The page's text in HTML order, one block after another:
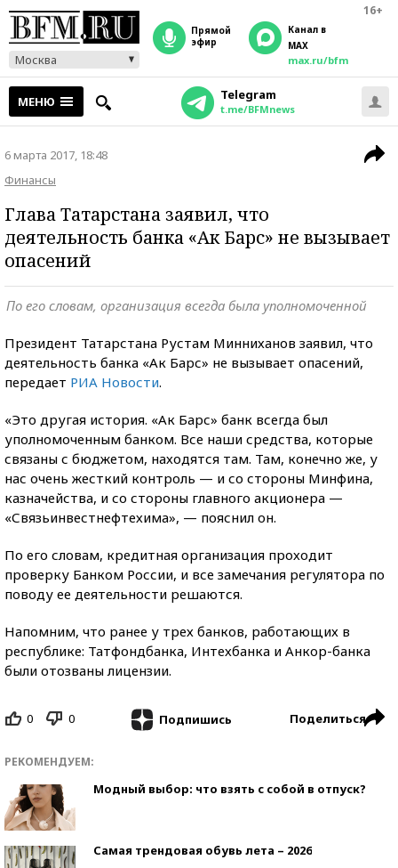
16+
Москва
прямой
эфир
Канал в
MAX
max.ru/bfm
МЕНЮ Telegram
t.me/BFMnews
6 марта 2017, 18:48
Финансы
Глава Татарстана заявил, что
деятельность банка «Ак Барс» не вызывает
опасений
По его словам, организация всегда была уполномоченной
Президент Татарстана Рустам Минниханов заявил, что
деятельность банка «Ак Барс» не вызывает опасений,
передает РИА Новости.
«Это другая история. «Ак Барс» банк всегда был
уполномоченным банком. Все наши средства, которые
связаны с бюджетом, находятся там. Там, конечно же, у
нас очень жесткий контроль — и со стороны Минфина,
казначейства, и со стороны главного акционера —
«Связьинвестнефтехима», — пояснил он.
По его словам, кредитная организация проходит
проверку Банком России, и все замечания регулятора по
поводу ее деятельности решаются.
Напомним, что ранее у трех банков, работающих в
республике: Татфондбанка, Интехбанка и Анкор-банка
были отозваны лицензии.
0 0 Подпишись Поделиться
РЕКОМЕНДУЕМ:
Модный выбор: что взять с собой в отпуск?
Самая трендовая обувь лета – 2026